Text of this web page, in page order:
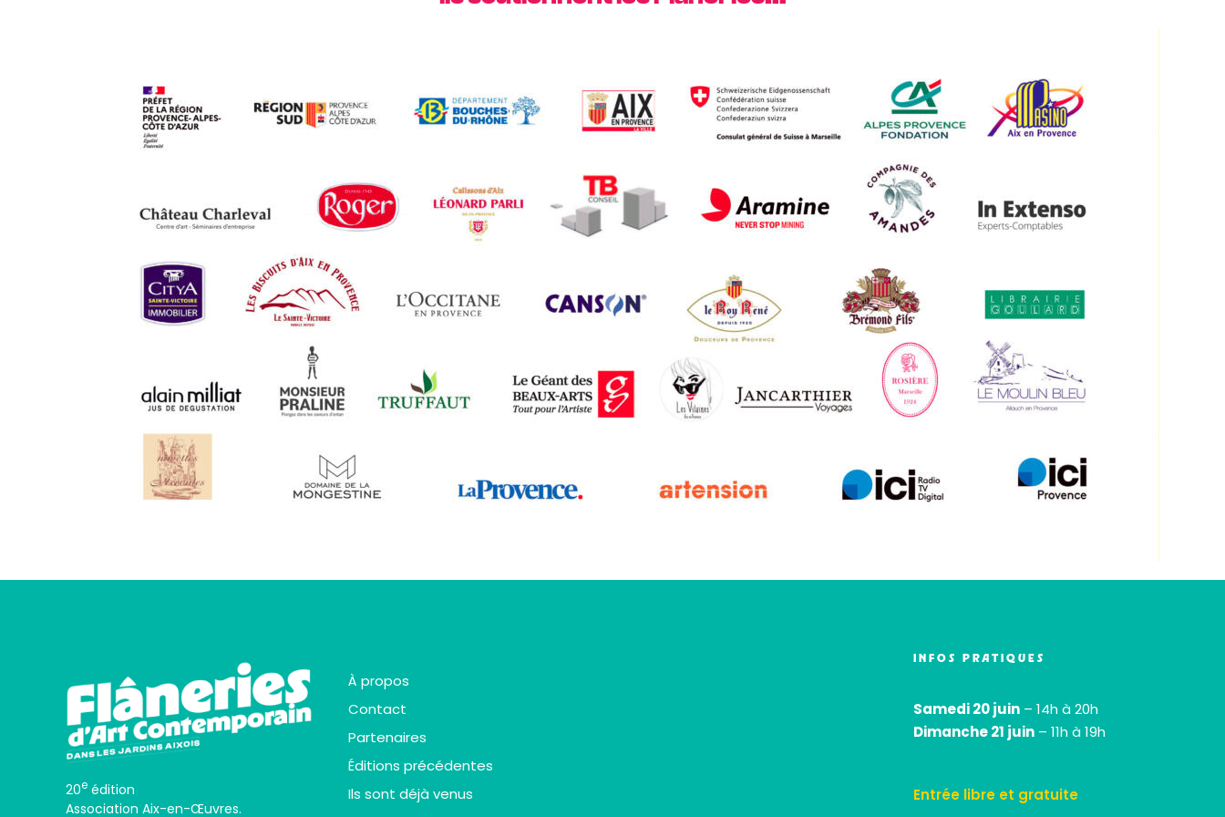
20e édition
Association Aix-en-Œuvres.
À propos
Contact
Partenaires
Éditions précédentes
Ils sont déjà venus
INFOS PRATIQUES
Samedi 20 juin – 14h à 20h
Dimanche 21 juin – 11h à 19h
Entrée libre et gratuite